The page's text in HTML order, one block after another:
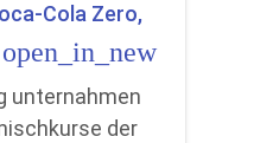
Cola Zero,
open_in_new
unternahmen
der